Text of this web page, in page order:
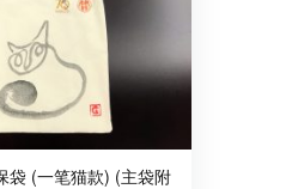
袋 (一笔猫款) (主袋附